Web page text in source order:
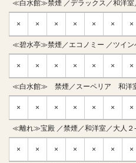
≪白水館≫禁煙 ／デラックス／和洋室
× × × × × × ×
≪碧水亭≫禁煙／エコノミー ／ツイン
× × × × × × ×
≪白水館≫ 禁煙／スーペリア 和洋室
× × × × × × ×
≪離れ≫宝殿 ／禁煙／和洋室／大人２
× × × × × × ×